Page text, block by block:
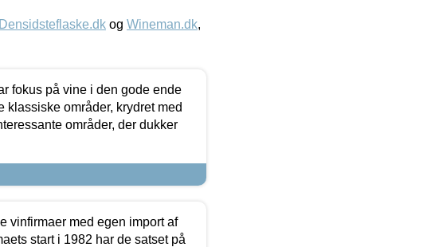
Densidsteflaske.dk og Wineman.dk,
fokus på vine i den gode ende
klassiske områder, krydret med
områder, der dukker
vinfirmaer med egen import af
start i 1982 har de satset på